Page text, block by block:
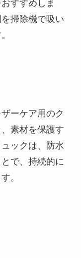
すすめしま
掃除機で吸い
ーケア用のク
素材を保護す
ックは、防水
で、持続的に
。